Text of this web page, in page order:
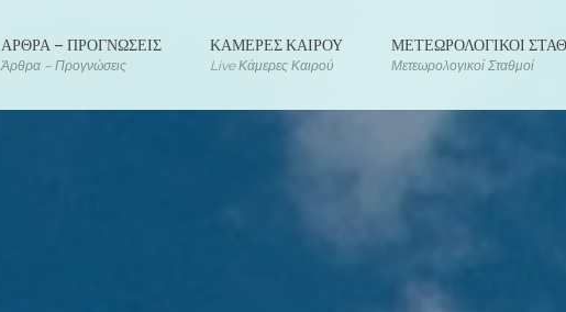
ΑΡΘΡΑ – ΠΡΟΓΝΩΣΕΙΣ
Άρθρα – Προγνώσεις
ΚΑΜΕΡΕΣ ΚΑΙΡΟΥ
Live Κάμερες Καιρού
ΜΕΤΕΩΡΟΛΟΓΙΚΟΙ
Μετεωρολογικοί Σταθμοί